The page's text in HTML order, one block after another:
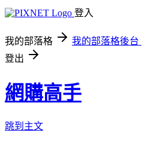
登入
我的部落格 我的部落格後台
登出
網購高手
跳到主文